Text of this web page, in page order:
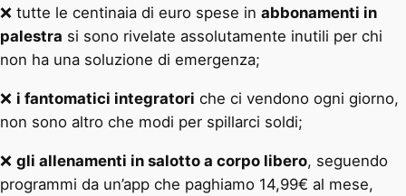
❌ tutte le centinaia di euro spese in abbonamenti in
palestra si sono rivelate assolutamente inutili per chi
non ha una soluzione di emergenza;
❌ i fantomatici integratori che ci vendono ogni giorno,
non sono altro che modi per spillarci soldi;
❌ gli allenamenti in salotto a corpo libero, seguendo
programmi da un’app che paghiamo 14,99€ al mese,